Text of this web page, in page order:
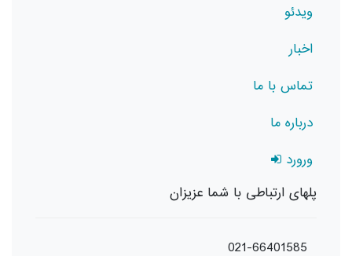
ویدئو
اخبار
تماس با ما
درباره ما
ورورد
پلهای ارتباطی با شما عزیزان
021-66401585